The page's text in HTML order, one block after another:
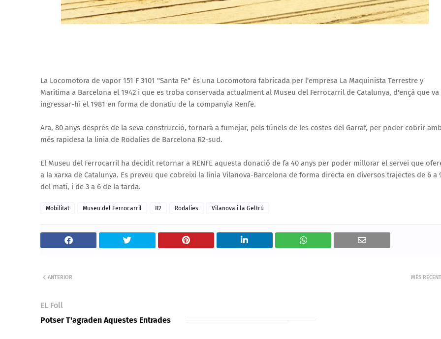
La Locomotora de vapor 151 F 3101 "Santa Fe" és una Locomotora fabricada per l'empresa La Maquinista Terrestre y
Marítima a Barcelona el 1942 i que es troba conservada actualment al Museu del Ferrocarril de Catalunya, d'ençà que va
ingressar-hi el 1981 en forma de donatiu de la companyia Renfe.
Ara, 80 anys després de la seva construcció, tornarà a fumejar, pels túnels de les costes del Garraf, per poder cobrir
més rapidesa la linia de Rodalies de Barcelona R2-sud.
El Museu del Ferrocarril ha decidit retornar a RENFE aquesta donació de fa 40 anys per poder millorar el servei que
a la xarxa de Catalunya. Es preveu que cobreixi la línia Vilanova-Barcelona de forma directa en diversos trajectes de 6 a
del matí, i de 3 a 6 de la tarda.
Mobilitat Museu del Ferrocarril R2 Rodalies Vilanova i la Geltrú
MÉS RECENT
ANTERIOR
EL Foll
Potser T'agraden Aquestes Entrades